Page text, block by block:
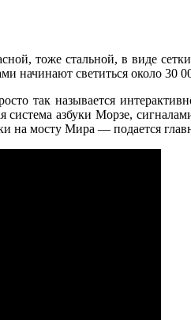
тоже стальной, в виде
светиться около 30
так называется
азбуки Морзе,
на мосту Мира — подается